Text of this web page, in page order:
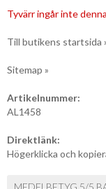
Tyvärr ingår inte
Till butikens startsida
Sitemap »
Artikelnummer:
AL1458
Direktlänk:
Högerklicka och
MEDELBETYG 5/5